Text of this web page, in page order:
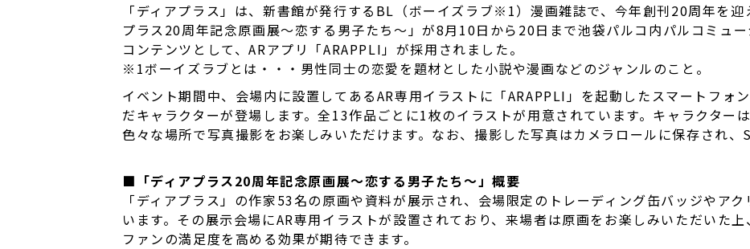
「ディアプラス」は、新書館が発行するBL（ボーイズラブ※1）漫画雑誌で、今年創刊20周年を迎
プラス20周年記念原画展～恋する男子たち～」が8月10日から20日まで池袋パルコ内パルコミュ
コンテンツとして、ARアプリ「ARAPPLI」が採用されました。
※1ボーイズラブとは・・・男性同士の恋愛を題材とした小説や漫画などのジャンルのこと。
イベント期間中、会場内に設置してあるAR専用イラストに「ARAPPLI」を起動したスマートフォ
だキャラクターが登場します。全13作品ごとに1枚のイラストが用意されています。キャラクター
色々な場所で写真撮影をお楽しみいただけます。なお、撮影した写真はカメラロールに保存され、
■「ディアプラス20周年記念原画展～恋する男子たち～」概要
「ディアプラス」の作家53名の原画や資料が展示され、会場限定のトレーディング缶バッジやア
います。その展示会場にAR専用イラストが設置されており、来場者は原画をお楽しみいただいた上
ファンの満足度を高める効果が期待できます。